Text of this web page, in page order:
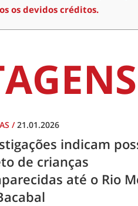
os devidos créditos.
/21.01.2026
indicam
de crianças
até o Rio